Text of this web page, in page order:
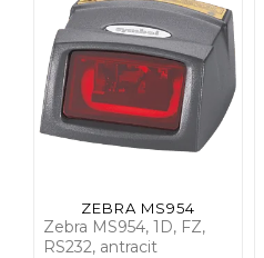
ZEBRA MS954
Zebra MS954, 1D, FZ,
RS232, antracit